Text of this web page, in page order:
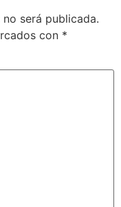
será publicada.
con *